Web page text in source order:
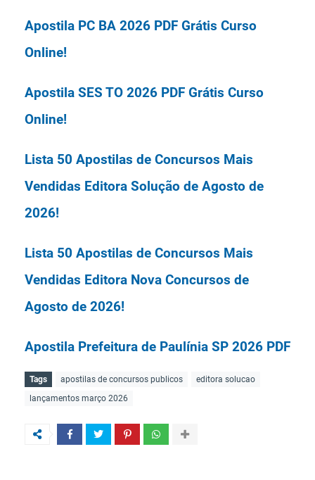
Contabilidade (1); Técnico em
Enfermagem - Chapecó/Campus
Chapecó (1); Técnico em Enfermagem
- Chapecó/Reitoria (1); Técnico em
da Informação - Chapecó/Campus
Chapecó (1); Técnico de Tecnologia da
Administrador - Cerro Largo (1);
Laranjeiras do Sul (1); Bibliotecário
Documentalista - Cerro Largo (1);
Laranjeiras do Sul (PR).
Organizadora: Instituto Access.
Apostila PC BA 2026 PDF Grátis Curso
Online!
Apostila SES TO 2026 PDF Grátis Curso
Online!
Lista 50 Apostilas de Concursos Mais
Vendidas Editora Solução de Agosto de
2026!
Lista 50 Apostilas de Concursos Mais
Vendidas Editora Nova Concursos de
Agosto de 2026!
Apostila Prefeitura de Paulínia SP 2026 PDF
Grátis Curso Online!
Online!
Tags apostilas de concursos publicos
editora solucao
lançamentos março 2026